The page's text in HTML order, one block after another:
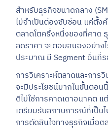
สำหรับธุรกิจขนาดกลาง
ไม่จำเป็นต้องซับซ้อน แค่ตั้
ตลาดโตครึ่งหนึ่งของที่คาด
ลดราคา จะตอบสนองอย่าง
ประมาณ มี Segment อื่นที่ร
การวิเคราะห์ตลาดและการ
จะมีประโยชน์มากในขั้นตอน
ดีไม่ใช่การคาดเดาอนาคต
เตรียมรับสถานการณ์ที่เป็น
การตัดสินใจทางธุรกิจเมื่อต